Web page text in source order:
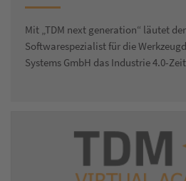
Mit „TDM next generation“ läutet
Softwarespezialist für die
Systems GmbH das Industrie 4.0-